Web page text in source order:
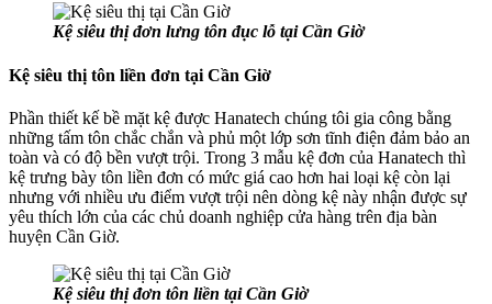
Kệ siêu thị đơn lưng tôn đục lỗ tại Cần Giờ
Kệ siêu thị tôn liền đơn tại Cần Giờ
Phần thiết kế bề mặt kệ được Hanatech chúng tôi gia công bằng
những tấm tôn chắc chắn và phủ một lớp sơn tĩnh điện đảm bảo an
toàn và có độ bền vượt trội. Trong 3 mẫu kệ đơn của Hanatech thì
kệ trưng bày tôn liền đơn có mức giá cao hơn hai loại kệ còn lại
nhưng với nhiều ưu điểm vượt trội nên dòng kệ này nhận được sự
yêu thích lớn của các chủ doanh nghiệp cửa hàng trên địa bàn
huyện Cần Giờ.
Kệ siêu thị đơn tôn liền tại Cần Giờ